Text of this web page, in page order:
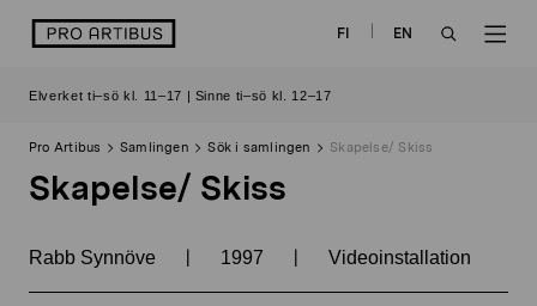
logo FI
EN
Elverket ti–sö kl. 11–17 | Sinne ti–sö kl. 12–17
Pro Artibus Samlingen Sök i samlingen Skapelse/ Skiss
Skapelse/ Skiss
Rabb Synnöve | 1997 | Videoinstallation